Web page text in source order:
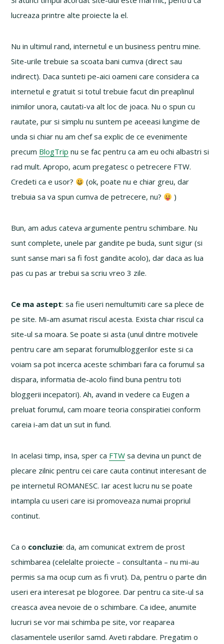
lucreaza printre alte proiecte la el.
Nu in ultimul rand, internetul e un business pentru mine.
Site-urile trebuie sa scoata bani cumva (direct sau
indirect). Daca sunteti pe-aici oameni care considera ca
internetul e gratuit si totul trebuie facut din preaplinul
inimilor unora, cautati-va alt loc de joaca. Nu o spun cu
rautate, pur si simplu nu suntem pe aceeasi lungime de
unda si chiar nu am chef sa explic de ce evenimente
precum BlogTrip nu se fac pentru ca am eu ochi albastri si
rad mult. Apropo, acum pregatesc o petrecere FTW.
Credeti ca e usor?
(ok, poate nu e chiar greu, dar
trebuia sa va spun cumva de petrecere, nu?
)
Bun, am adus cateva argumente pentru schimbare. Nu
sunt complete, unele par gandite pe buda, sunt sigur (si
sunt sanse mari sa fi fost gandite acolo), dar daca as lua
pas cu pas ar trebui sa scriu vreo 3 zile.
Ce ma astept: sa fie useri nemultumiti care sa plece de
pe site. Mi-am asumat riscul acesta. Exista chiar riscul ca
site-ul sa moara. Se poate si asta (unul dintre motivele
pentru care am separat forumulbloggerilor este si ca
voiam sa pot incerca aceste schimbari fara ca forumul sa
dispara, informatia de-acolo fiind buna pentru toti
bloggerii incepatori). Ah, avand in vedere ca Eugen a
preluat forumul, cam moare teoria conspiratiei conform
careia i-am dat un sut in fund.
In acelasi timp, insa, sper ca FTW sa devina un punct de
plecare zilnic pentru cei care cauta continut interesant de
pe internetul ROMANESC. Iar acest lucru nu se poate
intampla cu useri care isi promoveaza numai propriul
continut.
Ca o concluzie: da, am comunicat extrem de prost
schimbarea (celelalte proiecte – consultanta – nu mi-au
permis sa ma ocup cum as fi vrut). Da, pentru o parte din
useri era interesat pe blogoree. Dar pentru ca site-ul sa
creasca avea nevoie de o schimbare. Ca idee, anumite
lucruri se vor mai schimba pe site, vor reaparea
clasamentele userilor samd. Aveti rabdare. Pregatim o